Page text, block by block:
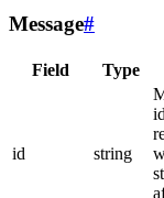
Message#
Field Type
id string